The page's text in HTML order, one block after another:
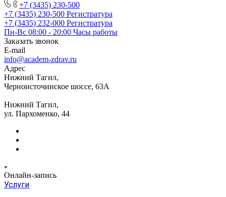
+7 (3435) 230-500
+7 (3435) 230-500 Регистратура
+7 (3435) 232-000 Регистратура
Пн-Вс 08:00 - 20:00 Часы работы
Заказать звонок
E-mail
info@academ-zdrav.ru
Адрес
Нижний Тагил,
Черноисточинское шоссе, 63А
Нижний Тагил,
ул. Пархоменко, 44
Онлайн-запись
Услуги